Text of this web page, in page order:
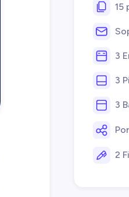
15
3
3
3
2